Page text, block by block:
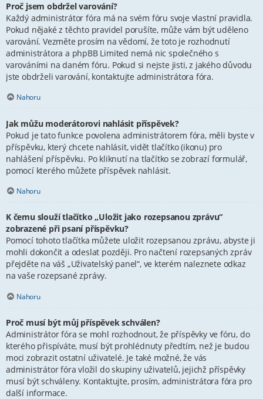
Proč jsem obdržel varování?
Každý administrátor fóra má na svém fóru svoje vlastní pravidla.
Pokud nějaké z těchto pravidel porušíte, může vám být uděleno
varování. Vezměte prosím na vědomí, že toto je rozhodnutí
administrátora a phpBB Limited nemá nic společného s
varováními na daném fóru. Pokud si nejste jisti, z jakého důvodu
jste obdrželi varování, kontaktujte administrátora fóra.
Nahoru
Jak můžu moderátorovi nahlásit příspěvek?
Pokud je tato funkce povolena administrátorem fóra, měli byste v
příspěvku, který chcete nahlásit, vidět tlačítko (ikonu) pro
nahlášení příspěvku. Po kliknutí na tlačítko se zobrazí formulář,
pomocí kterého můžete příspěvek nahlásit.
Nahoru
K čemu slouží tlačítko „Uložit jako rozepsanou zprávu“
zobrazené při psaní příspěvku?
Pomocí tohoto tlačítka můžete uložit rozepsanou zprávu, abyste ji
mohli dokončit a odeslat později. Pro načtení rozepsaných zpráv
přejděte na váš „Uživatelský panel“, ve kterém naleznete odkaz
na vaše rozepsané zprávy.
Nahoru
Proč musí být můj příspěvek schválen?
Administrátor fóra se mohl rozhodnout, že příspěvky ve fóru, do
kterého přispíváte, musí být prohlédnuty předtím, než je budou
moci zobrazit ostatní uživatelé. Je také možné, že vás
administrátor fóra vložil do skupiny uživatelů, jejichž příspěvky
musí být schváleny. Kontaktujte, prosím, administrátora fóra pro
další informace.